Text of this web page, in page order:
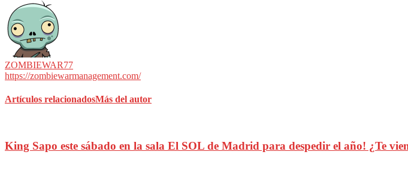
ZOMBIEWAR77
https://zombiewarmanagement.com/
Artículos relacionadosMás del autor
King Sapo este sábado en la sala El SOL de Madrid para despedir el año! ¿Te